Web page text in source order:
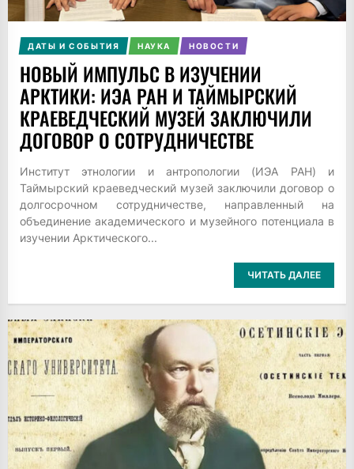
ДАТЫ И СОБЫТИЯ НАУКА НОВОСТИ
НОВЫЙ ИМПУЛЬС В ИЗУЧЕНИИ
АРКТИКИ: ИЭА РАН И ТАЙМЫРСКИЙ
КРАЕВЕДЧЕСКИЙ МУЗЕЙ ЗАКЛЮЧИЛИ
ДОГОВОР О СОТРУДНИЧЕСТВЕ
Институт этнологии и антропологии (ИЭА РАН) и
Таймырский краеведческий музей заключили договор о
долгосрочном сотрудничестве, направленный на
объединение академического и музейного потенциала в
изучении Арктического...
ЧИТАТЬ ДАЛЕЕ